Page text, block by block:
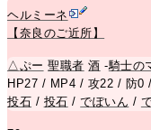
ヘルミーネ
【奈良のご近所】
△ぷー 聖職者 酒 -騎士の
HP27 / MP4 / 攻22 / 防0
投石 / 投石 /でぽいん /